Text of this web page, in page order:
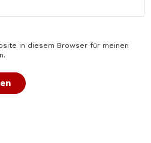
in diesem Browser für meinen